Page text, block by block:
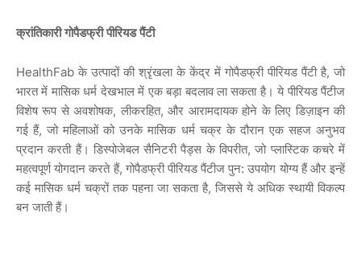
क्रांतिकारी गोपैडफ्री पीरियड पैंटी
HealthFab के उत्पादों की श्रृंखला के केंद्र में गोपैडफ्री पीरियड पैंटी है, जो
भारत में मासिक धर्म देखभाल में एक बड़ा बदलाव ला सकता है। ये पीरियड पैंटीज
विशेष रूप से अवशोषक, लीकरहित,और आरामदायक होने के लिए डिज़ाइन की
गई हैं,जो महिलाओं को उनके मासिक धर्म चक्र के दौरान एक सहज अनुभव
प्रदान करती हैं। डिस्पोजेबल सैनिटरी पैड्स के विपरीत,जो प्लास्टिक कचरे में
महत्वपूर्ण योगदान करते हैं, गोपैडफ्री पीरियड पैंटीज पुन:उपयोग योग्य हैं और इन्हें
कई मासिक धर्म चक्रों तक पहना जा सकता है, जिससे ये अधिक स्थायी विकल्प
बन जाती हैं।